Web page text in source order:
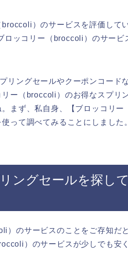
）のサービスを評価して
ッコリー（broccoli）のサービ
リングセールやクーポンコード
ー（broccoli）のお得なスプリ
まず、私自身、【ブロッコリー
って調べてみることにしました。
ングセールを探して
）のサービスのことをご存知だ
）のサービスが少しでも安